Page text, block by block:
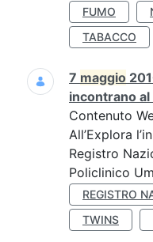
FUMO
TABACCO
7 maggio
incontrano
Contenuto
All’Explora
Registro
Policlinico
REGISTRO
TWINS